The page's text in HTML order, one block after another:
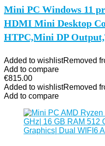
Mini PC Windows 11
HDMI Mini Desktop
HTPC,Mini DP
Added to wishlistRemoved
Add to compare
€815.00
Added to wishlistRemoved
Add to compare